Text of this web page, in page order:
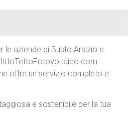
le aziende di Busto Arsizio e
offre un servizio completo e
e sostenibile per la tua